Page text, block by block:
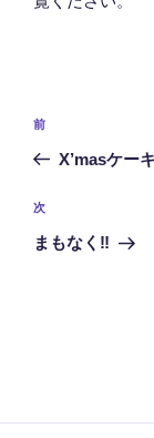
投
ビ
ゲ
前
の
稿
前
X’masケー
次
の
次
まもなく‼